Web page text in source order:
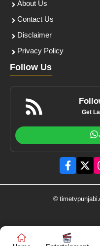
About Us
Contact Us
Disclaimer
Privacy Policy
Follow Us
Get
©